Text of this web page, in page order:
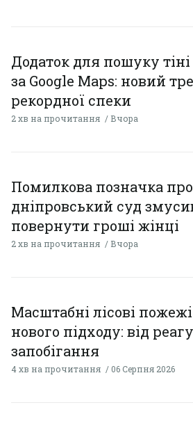
Додаток для пошуку
за Google Maps: новий
рекордної спеки
2 хв на прочитання Вчора
Помилкова позначка
дніпровський суд
повернути гроші жінці
2 хв на прочитання Вчора
Масштабні лісові
нового підходу: від
запобігання
4 хв на прочитання 06 Серпня 2026